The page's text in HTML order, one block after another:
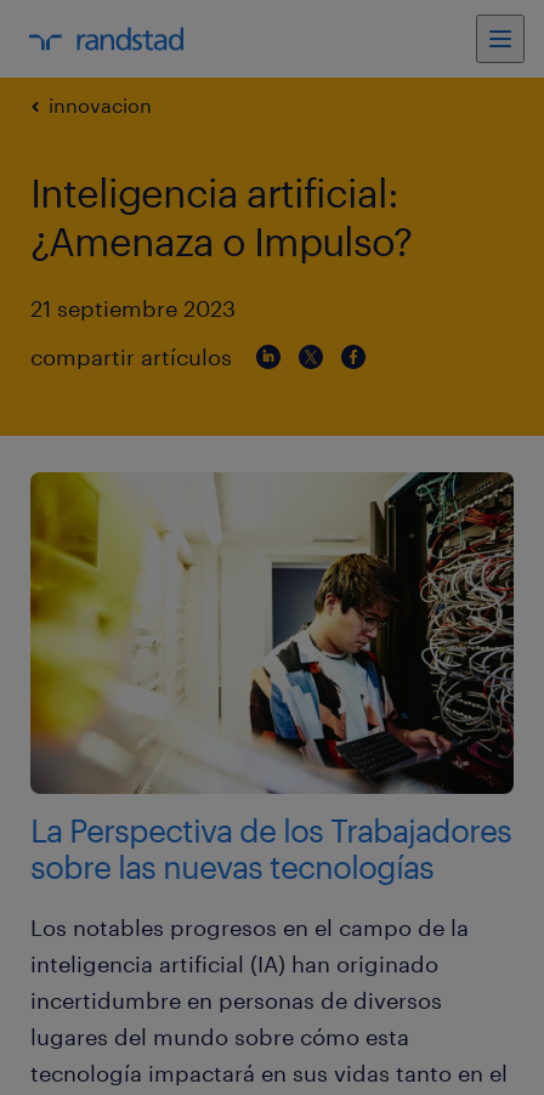
innovacion
Inteligencia artificial:
¿Amenaza o Impulso?
21 septiembre 2023
compartir artículos
La Perspectiva de los Trabajadores
sobre las nuevas tecnologías
Los notables progresos en el campo de la
inteligencia artificial (IA) han originado
incertidumbre en personas de diversos
lugares del mundo sobre cómo esta
tecnología impactará en sus vidas tanto en el